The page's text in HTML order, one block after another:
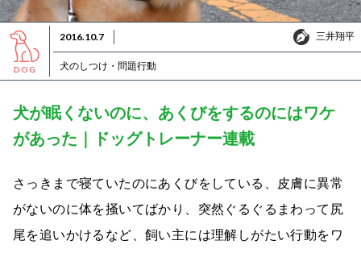
DOG
2016.10.7 三井翔平
三井翔平
犬のしつけ・問題行動
犬が眠くないのに、あくびをするのにはワケ
があった｜ドッグトレーナー連載
さっきまで寝ていたのにあくびをしている、皮膚に異常
がないのに体を掻いてばかり、突然ぐるぐるまわって尻
尾を追いかけるなど、飼い主には理解しがたい行動をワ